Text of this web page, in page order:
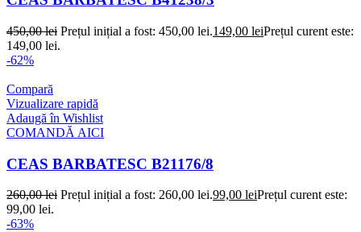
450,00lei Prețul inițial a fost: 450,00 lei.149,00 leiPrețul curent este:
149,00 lei.
-62%
Compară
Vizualizare rapidă
Adaugă în Wishlist
COMANDĂ AICI
CEAS BARBATESC B21176/8
260,00lei Prețul inițial a fost: 260,00 lei.99,00 leiPrețul curent este:
99,00 lei.
-63%